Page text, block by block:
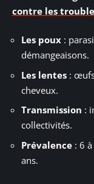
contre les
Les poux :
démangeaisons.
Les lentes :
cheveux.
Transmission :
collectivités.
Prévalence : 6
ans.